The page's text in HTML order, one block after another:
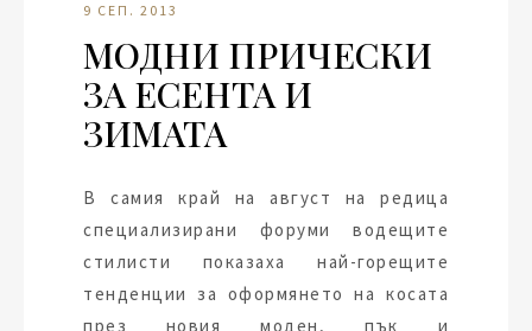
9 СЕП. 2013
МОДНИ ПРИЧЕСКИ
ЗА ЕСЕНТА И
ЗИМАТА
В самия край на август на редица
специализирани форуми водещите
стилисти показаха най-горещите
тенденции за оформянето на косата
през новия моден, пък и